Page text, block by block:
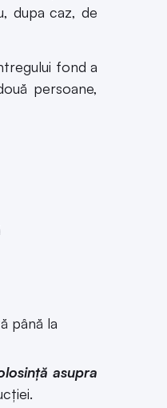
dupa caz, de
fond a
persoane,
până la
asupra